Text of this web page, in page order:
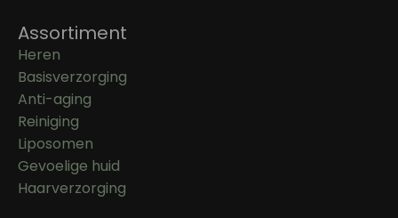
Assortiment
Heren
Basisverzorging
Anti-aging
Reiniging
Liposomen
Gevoelige huid
Haarverzorging